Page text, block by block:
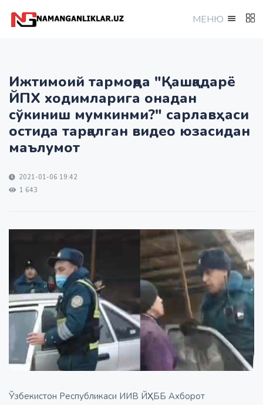
МEНЮ
Ижтимоий тармоқда "Қашқадарё
ЙПХ ходимларига онадан
сўкиниш мумкинми?" сарлавҳаси
остида тарқалган видео юзасидан
маълумот
2021-01-06 19:42
1 643
Ўзбекистон Республикаси ИИВ ЙҲХББ Ахборот